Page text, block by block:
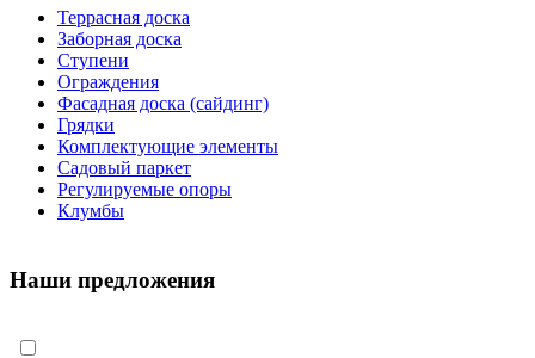
Террасная доска
Заборная доска
Ступени
Ограждения
Фасадная доска (сайдинг)
Грядки
Комплектующие элементы
Садовый паркет
Регулируемые опоры
Клумбы
Наши предложения